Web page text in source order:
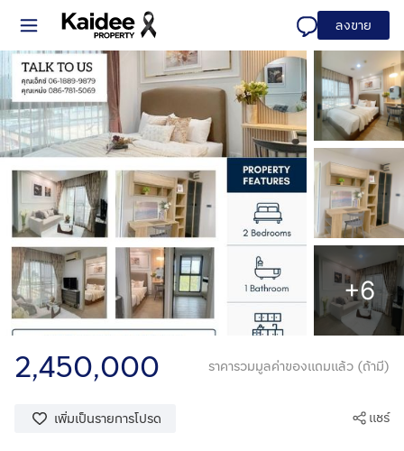
ลงขาย
+6
2,450,000 ราคารวมมูลค่าของแถมแล้ว (ถ้ามี)
เพิ่มเป็นรายการโปรด แชร์